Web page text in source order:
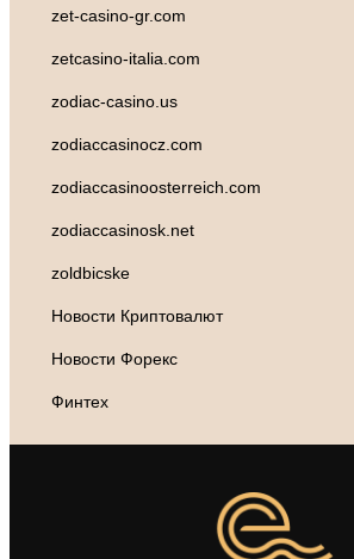
zet-casino-gr.com
zetcasino-italia.com
zodiac-casino.us
zodiaccasinocz.com
zodiaccasinoosterreich.com
zodiaccasinosk.net
zoldbicske
Новости Криптовалют
Новости Форекс
Финтех